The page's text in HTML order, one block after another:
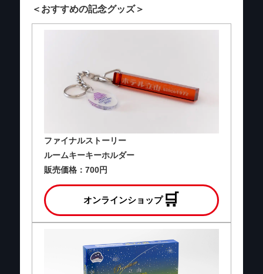
＜おすすめの記念グッズ＞
ファイナルストーリー
ルームキーキーホルダー
販売価格：700円
オンラインショップ🛒